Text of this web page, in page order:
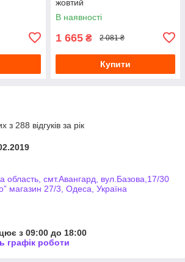
жовтий
В наявності
1 665 ₴ 2 081 ₴
Купити
з 288 відгуків за рік
область, смт.Авангард, вул.Базова,17/30
магазин 27/3, Одеса, Україна
з 09:00 до 18:00
графік роботи